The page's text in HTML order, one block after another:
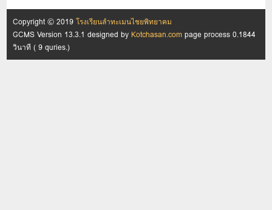
Copyright © 2019โรงเรียนลำทะเมนไชยพิทยาคม
GCMS Version 13.3.1 designed byKotchasan.com page process0.1844
วินาที (9 quries.)